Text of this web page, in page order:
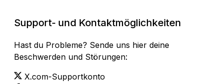
Support- und Kontaktmöglichkeiten
Hast du Probleme? Sende uns hier deine
Beschwerden und Störungen:
X.com-Supportkonto